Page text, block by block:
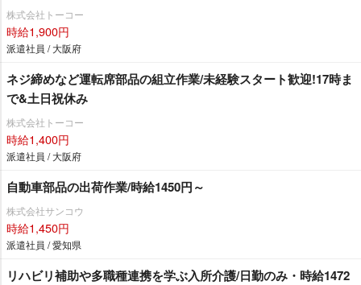
株式会社トーコー
時給1,900円
派遣社員 / 大阪府
ネジ締めなど運転席部品の組立作業/未経験スタート歓迎!17時ま
で&土日祝休み
株式会社トーコー
時給1,400円
派遣社員 / 大阪府
自動車部品の出荷作業/時給1450円～
株式会社サンコウ
時給1,450円
派遣社員 / 愛知県
リハビリ補助や多職種連携を学ぶ入所介護/日勤のみ・時給1472